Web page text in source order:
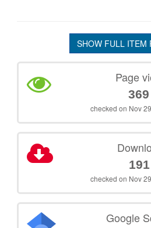
SHOW FULL ITEM
Page
369
checked on Nov
checked on Nov
Google